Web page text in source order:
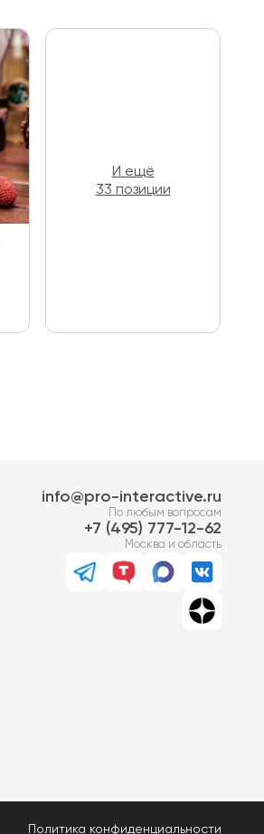
И ещё
33 позиции
info@pro-interactive.ru
По любым вопросам
7 (495) 777-12-62
Москва и область
Политика конфиденциальности